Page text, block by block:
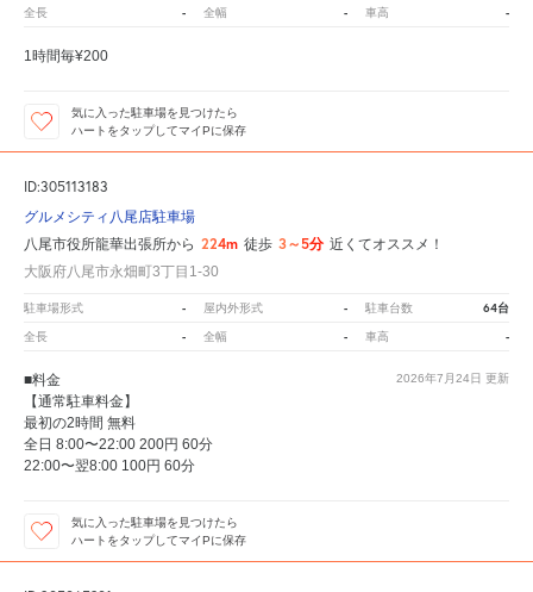
全長 - 全幅 - 車高 -
1時間毎¥200
気に入った駐車場を見つけたら
ハートをタップしてマイPに保存
ID:305113183
グルメシティ八尾店駐車場
八尾市役所龍華出張所から 224m 徒歩 3～5分 近くてオススメ！
大阪府八尾市永畑町3丁目1-30
駐車場形式 - 屋内外形式 - 駐車台数 64台
全長 - 全幅 - 車高 -
2026年7月24日 更新
■料金
【通常駐車料金】
最初の2時間 無料
全日 8:00〜22:00 200円 60分
22:00〜翌8:00 100円 60分
気に入った駐車場を見つけたら
ハートをタップしてマイPに保存